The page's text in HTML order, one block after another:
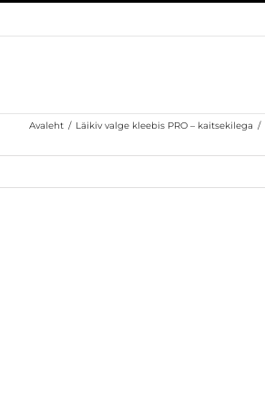
Avaleht / Läikiv valge kleebis PRO – kaitsekilega /